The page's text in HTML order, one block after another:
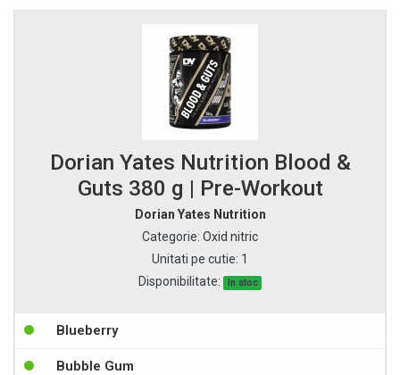
Dorian Yates Nutrition Blood &
Guts 380 g | Pre-Workout
Dorian Yates Nutrition
Categorie: Oxid nitric
Unitati pe cutie: 1
Disponibilitate:
In stoc
Blueberry
Bubble Gum